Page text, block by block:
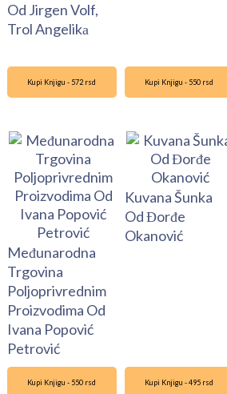
Od Jirgen Volf,
Trol Angelikа
Kupi Knjigu - 572 rsd
Međunarodna
Trgovina
Poljoprivrednim
Proizvodima Od
Ivana Popović
Petrović
Kupi Knjigu - 550 rsd
Kuvana Šunka
Od Đorđe
Okanović
Kupi Knjigu - 550 rsd Kupi Knjigu - 495 rsd